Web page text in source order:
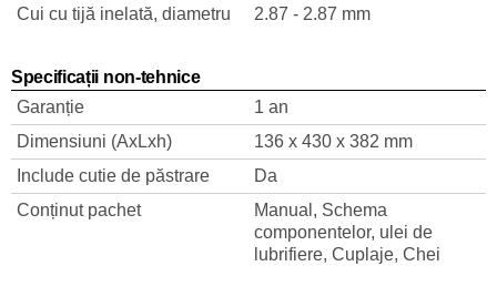
Cui cu tijă inelată, diametru
2.87 - 2.87 mm
Specificații non-tehnice
Garanție
1 an
Dimensiuni (AxLxh)
136 x 430 x 382 mm
Include cutie de păstrare
Da
Conținut pachet
Manual, Schema
componentelor, ulei de
lubrifiere, Cuplaje, Chei